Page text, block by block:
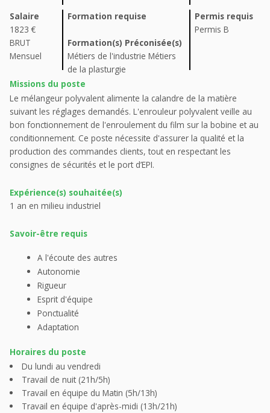
Salaire
1823 €
BRUT
Mensuel
Formation requise
Formation(s) Préconisée(s)
Métiers de l'industrie Métiers
de la plasturgie
Permis requis
Permis B
Missions du poste
Le mélangeur polyvalent alimente la calandre de la matière
suivant les réglages demandés. L'enrouleur polyvalent veille au
bon fonctionnement de l'enroulement du film sur la bobine et au
conditionnement. Ce poste nécessite d'assurer la qualité et la
production des commandes clients, tout en respectant les
consignes de sécurités et le port d’EPI.
Expérience(s) souhaitée(s)
1 an en milieu industriel
Savoir-être requis
A l'écoute des autres
Autonomie
Rigueur
Esprit d'équipe
Ponctualité
Adaptation
Horaires du poste
Du lundi au vendredi
Travail de nuit (21h/5h)
Travail en équipe du Matin (5h/13h)
Travail en équipe d'après-midi (13h/21h)